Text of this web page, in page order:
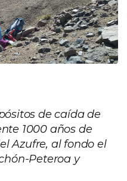
de caída de
1000 años de
Azufre, al fondo el
Peteroa y